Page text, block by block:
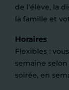
de l’élève, la
la famille et
Horaires
Flexibles :
semaine
soirée, en